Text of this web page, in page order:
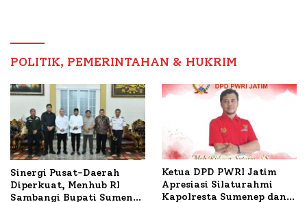
POLITIK, PEMERINTAHAN & HUKRIM
Sinergi Pusat-Daerah
Diperkuat, Menhub RI
Sambangi Bupati Sumenep
Ketua DPD PWRI Jatim
Apresiasi Silaturahmi
Kapolresta Sumenep dan